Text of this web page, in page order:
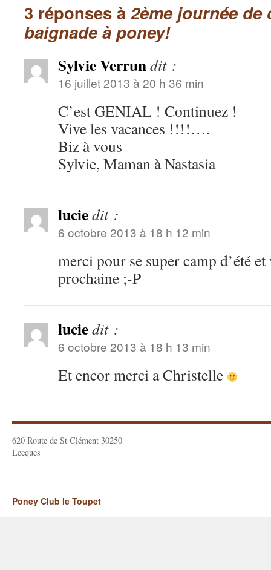
3 réponses à2ème journée de
baignade à poney!
Sylvie Verrundit :
16 juillet 2013 à 20 h 36 min
C’est GENIAL ! Continuez !
Vive les vacances !!!!….
Biz à vous
Sylvie, Maman à Nastasia
luciedit :
6 octobre 2013 à 18 h 12 min
merci pour se super camp d’été
prochaine ;-P
luciedit :
6 octobre 2013 à 18 h 13 min
Et encor merci a Christelle
620 Route de St Clément 30250
Lecques
Poney Club le Toupet